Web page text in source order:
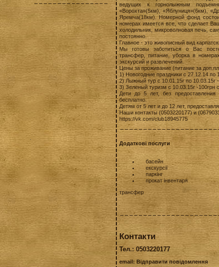
ведущих к горнолыжным
«Ворохта»(5км), «Яблуниця»(6км),
Яремча(18км). Номерной фонд
номерах имеется все, что сделает
холодильник, микроволновая печь,
постоянно.
Главное - это живописный вид
Мы готовы заботиться о Вас
трансфер, питание, уборка в
экскурсий и развлечений.
Цены за проживание (питание за
1) Новогодние праздники с 27.12.14 по
2) Лыжный тур с 10.01.15г по 10.03.15г
3) Зеленый туризм с 10.03.15г -100грн
Дети до 5 лет, без предоставления
бесплатно.
Детям от 5 лет и до 12 лет,
Наши контакты (0503220177) и
https://vk.com/club18945775
Додаткові послуги
басейн
екскурсії
паркінг
прокат інвентаря
трансфер
Контакти
Тел.: 0503220177
email: Відправити повідомлення